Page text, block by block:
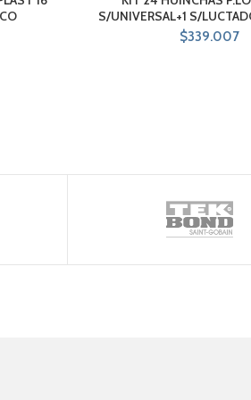
S/UNIVERSAL+1 S/
$339.007